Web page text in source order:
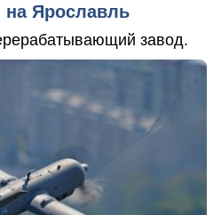
на Ярославль
завод.